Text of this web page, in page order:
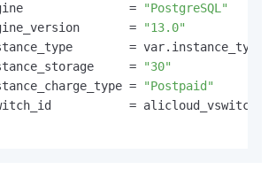
=
"PostgreSQL"
=
"13.0"
= var.instance_type
=
"30"
=
"Postpaid"
=